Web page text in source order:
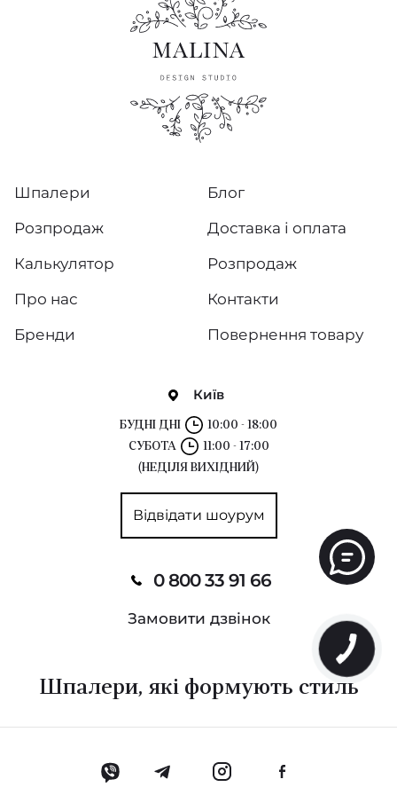
Київ
БУДНІ ДНІ
10:00 - 18:00
СУБОТА
11:00 - 17:00
(НЕДІЛЯ ВИХІДНИЙ)
Відвідати шоурум
0 800 33 91 66
Замовити дзвінок
Шпалери
Розпродаж
Калькулятор
Про нас
Бренди
Блог
Доставка і оплата
Розпродаж
Контакти
Повернення товару
Шпалери, які формують стиль